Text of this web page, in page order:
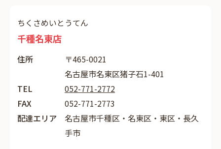
ちくさめいとうてん
千種名東店
住所
〒465-0021
名古屋市名東区猪子石1-401
TEL
052-771-2772
FAX
052-771-2773
配達エリア
名古屋市千種区・名東区・東区・長久
手市